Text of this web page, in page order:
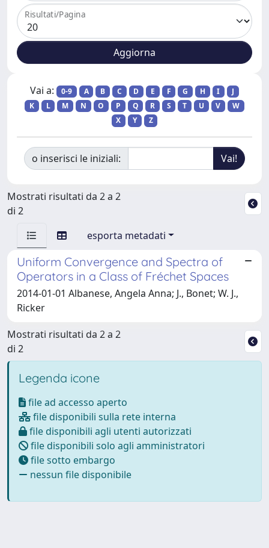
Risultati/Pagina
Vai a: 0-9 A B C D E F G H I
J
K
L M N O P Q R S T U V
W
X
Y Z
o inserisci le iniziali:
Mostrati risultati da 2 a 2
di 2
esporta metadati
Uniform Convergence and Spectra of
Operators in a Class of Fréchet Spaces
2014-01-01 Albanese, Angela Anna; J., Bonet; W. J.,
Ricker
Mostrati risultati da 2 a 2
di 2
Legenda icone
file ad accesso aperto
file disponibili sulla rete interna
file disponibili agli utenti autorizzati
file disponibili solo agli amministratori
file sotto embargo
nessun file disponibile